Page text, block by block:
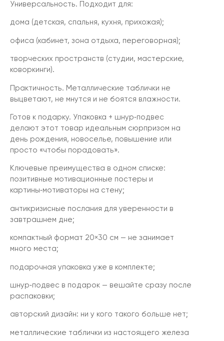
Универсальность. Подходит для:
дома (детская, спальня, кухня, прихожая);
офиса (кабинет, зона отдыха, переговорная);
творческих пространств (студии, мастерские,
коворкинги).
Практичность. Металлические таблички не
выцветают, не мнутся и не боятся влажности.
Готов к подарку. Упаковка + шнур‑подвес
делают этот товар идеальным сюрпризом на
день рождения, новоселье, повышение или
просто «чтобы порадовать».
Ключевые преимущества в одном списке:
позитивные мотивационные постеры и
картины‑мотиваторы на стену;
антикризисные послания для уверенности в
завтрашнем дне;
компактный формат 20×30 см — не занимает
много места;
подарочная упаковка уже в комплекте;
шнур‑подвес в подарок — вешайте сразу после
распаковки;
авторский дизайн: ни у кого такого больше нет;
металлические таблички из настоящего железа